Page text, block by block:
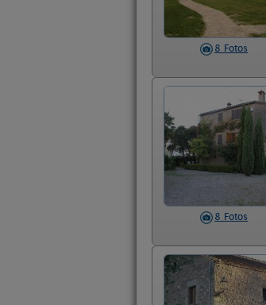
8 Fotos
8 Fotos